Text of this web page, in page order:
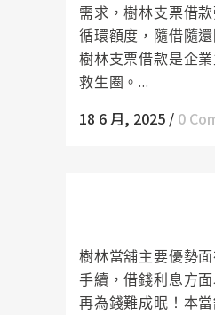
需求，樹林支票借
循環額度，隨借隨
樹林支票借款是企
救生圈。...
18 6 月, 2025 / 0
樹林當舖主要優勢
手續，借錢利息方
再為錢難成眠！本